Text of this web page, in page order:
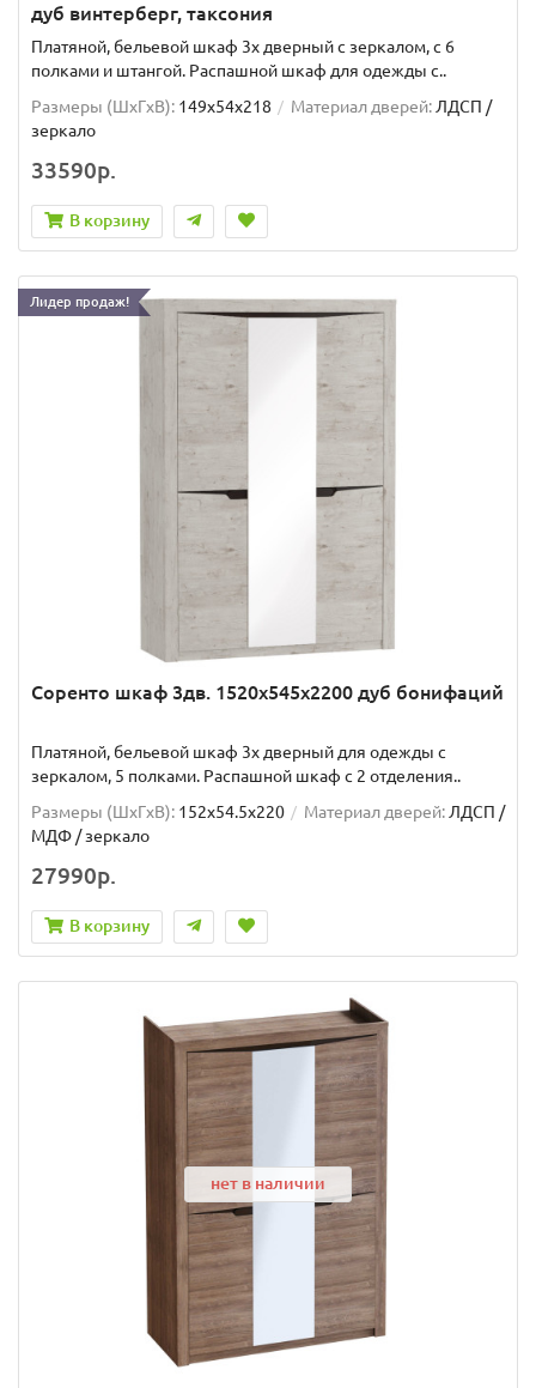
дуб винтерберг, таксония
Платяной, бельевой шкаф 3х дверный с зеркалом, с 6
полками и штангой. Распашной шкаф для одежды с..
Размеры (ШxГxВ): 149x54x218 Материал дверей: ЛДСП /
зеркало
33590р.
В корзину
Лидер продаж!
Соренто шкаф 3дв. 1520x545x2200 дуб бонифаций
Платяной, бельевой шкаф 3х дверный для одежды с
зеркалом, 5 полками. Распашной шкаф с 2 отделения..
Размеры (ШxГxВ): 152x54.5x220 Материал дверей:ЛДСП /
МДФ / зеркало
27990р.
В корзину
нет в наличии